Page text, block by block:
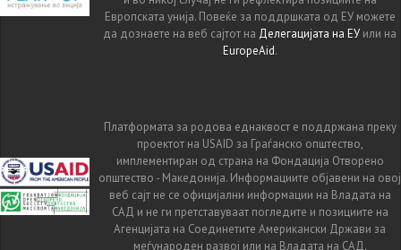
Европската унија. Повеќе за поддршката од ЕУ можете
да дознаете на веб сајтот на Делегацијата на ЕУ или на
EuropeAid.
Платформата за родова еднаквост е поддржана преку
проектот на USAID за Граѓанско општество,
имплементиран од страна на Фондација Отворено
општество - Македонија. Информациите објавени на овој
веб сајт не се официјални информации на Владата на
САД и не ги претставуваат погледите и позициите на
Агенцијата на Соединетите Американски Држави за
меѓународен развој или на Владата на САД.